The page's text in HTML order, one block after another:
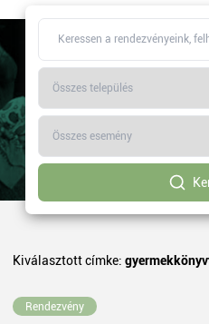
Kiválasztott címke:
Rendezvény